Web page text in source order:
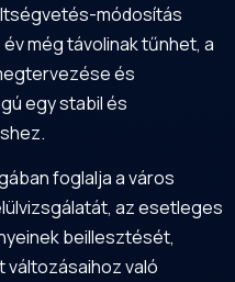
módosítás
még távolinak tűnhet, a
és
egy stabil és
foglalja a város
az esetleges
beillesztését,
változásaihoz való